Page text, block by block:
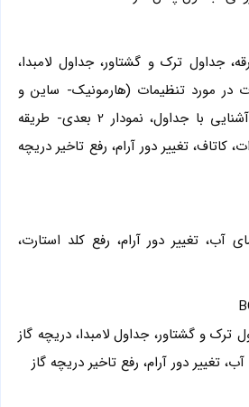
جداول ترک و گشتاور، جداول لامبدا،
در مورد تنظیمات (هارمونیک- ساین و
..)، شروع فرایند ریمپ- آشنایی با جداول، نمودار 2 بعدی- طریقه
کاتاف، تغییر دور آرام، رفع تاخیر دریچه
آب، تغییر دور آرام، رفع کلد استارت،
ترک و گشتاور، جداول لامبدا، دریچه گاز
تغییر دور آرام، رفع تاخیر دریچه گاز